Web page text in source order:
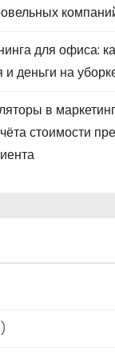
для офиса:
деньги на
в
стоимости